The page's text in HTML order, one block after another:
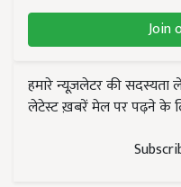
Join
हमारे न्यूज़लेटर की
लेटेस्ट ख़बरें मेल पर पढ़ने के